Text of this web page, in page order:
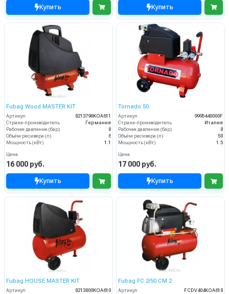
Купить Купить
Fubag Wood MASTER KIT
Артикул
8213790KOA611
Страна-производитель
Германия
Рабочее давление (бар)
8
Объём ресивера (л)
6
Мощность (кВт)
1.1
Цена
16 000 руб.
Купить
Tornаdo 50
Артикул
9995440000F
Страна-производитель
Италия
Рабочее давление (бар)
8
Объём ресивера (л)
50
Мощность (кВт)
1.5
Цена
17 000 руб.
Купить
Fubag HOUSE MASTER KIT
Артикул
8213800KOA610
Fubag FC 2/50 CM 2
Артикул
FCDV404KOA618